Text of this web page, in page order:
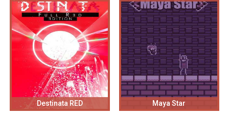
Destinata RED Maya Star